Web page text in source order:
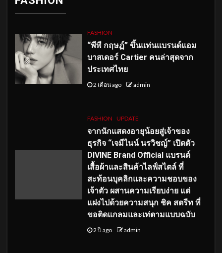
FASHION
“พีพี กฤษฏ์” ขึ้นแท่นแบรนด์แอม
บาสเดอร์ Cartier คนล่าสุดจาก
ประเทศไทย
2 เดือน ago admin
FASHION UPDATE
จากนักแสดงอายุน้อยสู่เจ้าของ
ธุรกิจ “เจมีไนน์ นรวิชญ์” เปิดตัว
DIVINE Brand Official แบรนด์
เสื้อผ้าและสินค้าไลฟ์สไตล์ ที่
สะท้อนบุคลิกและความชอบของ
เจ้าตัว ผสานความเรียบง่าย แต่
แฝงไปด้วยความสนุก ชิค สตรีท ที่
ขอติดแกลมและเท่ตามแบบฉบับ
2 ปี ago admin